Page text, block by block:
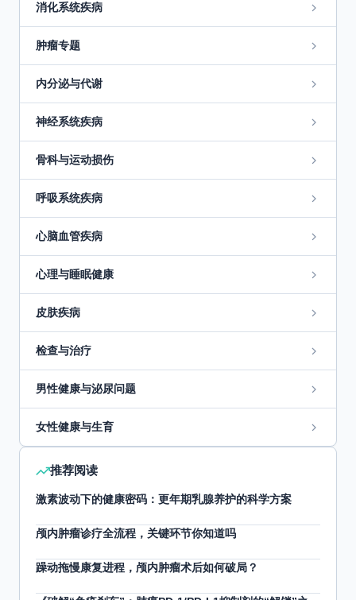
消化系统疾病
肿瘤专题
内分泌与代谢
神经系统疾病
骨科与运动损伤
呼吸系统疾病
心脑血管疾病
心理与睡眠健康
皮肤疾病
检查与治疗
男性健康与泌尿问题
女性健康与生育
推荐阅读
激素波动下的健康密码：更年期乳腺养护的科学方案
颅内肿瘤诊疗全流程，关键环节你知道吗
躁动拖慢康复进程，颅内肿瘤术后如何破局？